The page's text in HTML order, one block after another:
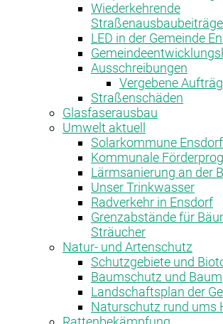
Wiederkehrende
Straßenausbaubeiträge
LED in der Gemeinde
Ausschreibungen
Vergebene
Straßenschäden
Glasfaserausbau
Umwelt aktuell
Solarkommune Ensdorf
Kommunale
Lärmsanierung an der
Unser Trinkwasser
Radverkehr in Ensdorf
Grenzabstände für
Sträucher
Natur- und Artenschutz
Schutzgebiete und
Baumschutz und
Landschaftsplan der
Naturschutz rund ums